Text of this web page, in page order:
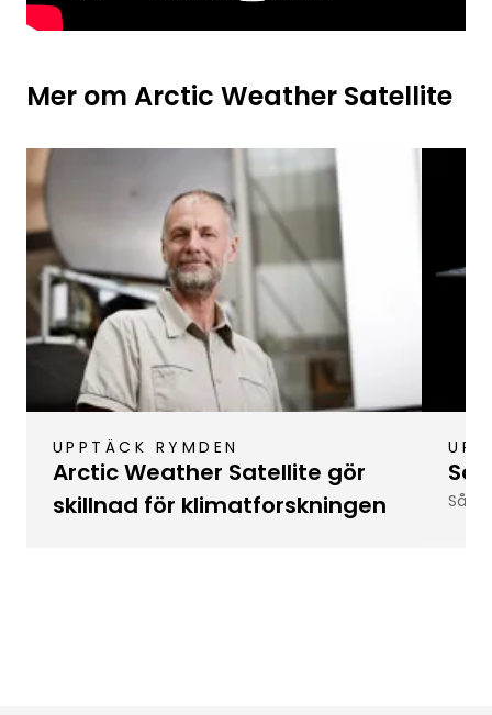
Mer om Arctic Weather Satellite
UPPTÄCK RYMDEN
Arctic Weather Satellite gör
skillnad för klimatforskningen
Så
Så